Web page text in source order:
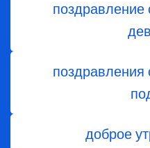
доброе